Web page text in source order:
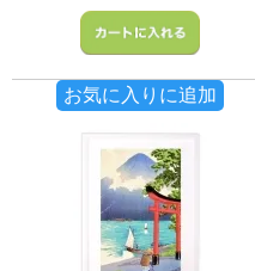
お気に入りに追加